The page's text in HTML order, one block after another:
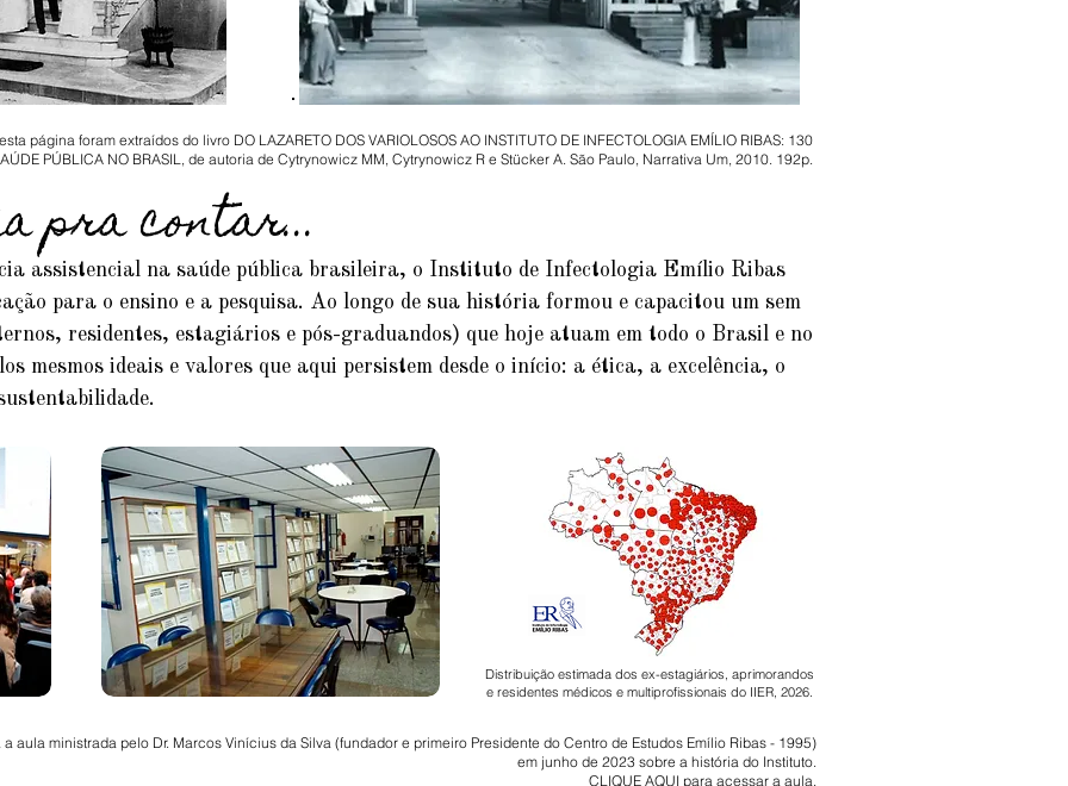
página foram extraídos do livro DO LAZARETO DOS VARIOLOSOS AO INSTITUTO DE INFECTOLOGIA EMÍLIO RIBAS: 130
PÚBLICA NO BRASIL, de autoria de Cytrynowicz MM, Cytrynowicz R e Stücker A. São Paulo, Narrativa Um, 2010. 192p.
pra contar...
assistencial na saúde pública brasileira, o Instituto de Infectologia Emílio Ribas
para o ensino e a pesquisa. Ao longo de sua história formou e capacitou um sem
residentes, estagiários e pós-graduandos) que hoje atuam em todo o Brasil e no
mesmos ideais e valores que aqui persistem desde o início: a ética, a excelência, o
Distribuição estimada dos ex-estagiários, aprimorandos
e residentes médicos e multiprofissionais do IIER, 2026.
a aula ministrada pelo Dr. Marcos Vinícius da Silva (fundador e primeiro Presidente do Centro de Estudos Emílio Ribas - 1995)
em junho de 2023 sobre a história do Instituto.
CLIQUE AQUI para acessar a aula.